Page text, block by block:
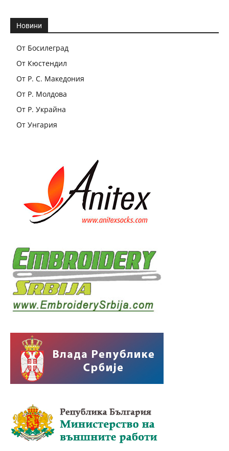
Новини
От Босилеград
От Кюстендил
От Р. С. Македония
От Р. Молдова
От Р. Украйна
От Унгария